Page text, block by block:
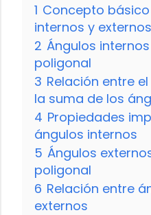
1 Concepto
internos y externos
2 Ángulos
poligonal
3 Relación entre
la suma de los
4 Propiedades
ángulos internos
5 Ángulos
poligonal
6 Relación entre
externos